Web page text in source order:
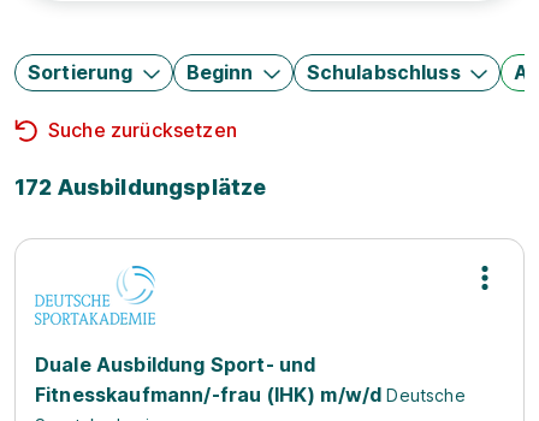
Sortierung Beginn Schulabschluss
Suche zurücksetzen
172 Ausbildungsplätze
Duale Ausbildung Sport- und
Fitnesskaufmann/-frau (IHK) m/w/d Deutsche